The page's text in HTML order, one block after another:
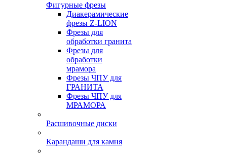
Фигурные фрезы
Диакерамические
фрезы Z-LION
Фрезы для
обработки гранита
Фрезы для
обработки
мрамора
Фрезы ЧПУ для
ГРАНИТА
Фрезы ЧПУ для
МРАМОРА
Расшивочные диски
Карандаши для камня